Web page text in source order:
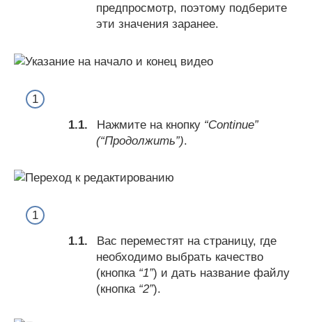
предпросмотр, поэтому подберите
эти значения заранее.
Нажмите на кнопку “Continue”
(“Продолжить”).
Вас переместят на страницу, где
необходимо выбрать качество
(кнопка “1”) и дать название файлу
(кнопка “2”).